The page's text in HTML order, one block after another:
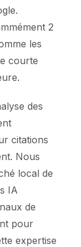
2
les
courte
des
citations
Nous
local de
IA
de
pour
expertise